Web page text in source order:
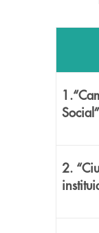
Social”
2.